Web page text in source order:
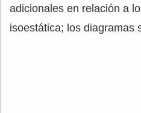
adicionales en relación a
isoestática; los diagramas